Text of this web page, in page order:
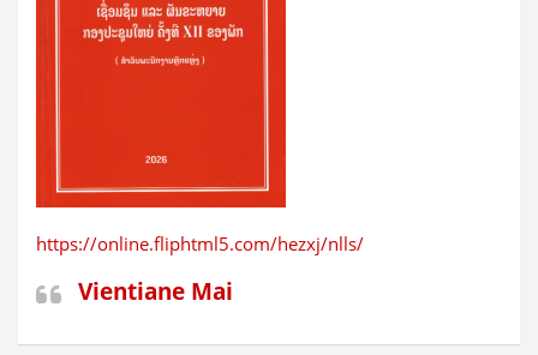
https://online.fliphtml5.com/hezxj/nlls/
Vientiane Mai